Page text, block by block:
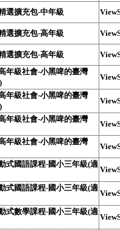
選擴充包-中年級
選擴充包-高年級
選擴充包-高年級
年級社會-小黑啤的臺灣
年級社會-小黑啤的臺灣
年級社會-小黑啤的臺灣
年級社會-小黑啤的臺灣
式國語課程-國小三年級(適
式國語課程-國小三年級(適
式數學課程-國小三年級(適